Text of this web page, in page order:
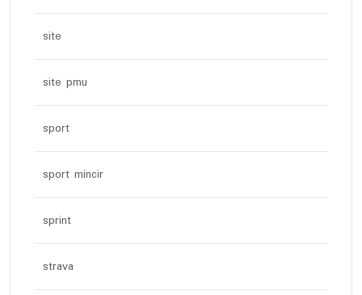
site
site pmu
sport
sport mincir
sprint
strava